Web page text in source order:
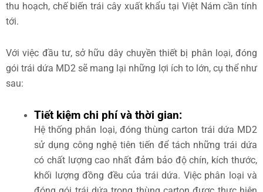
thu hoạch, chế biến trái cây xuất khẩu tại Việt Nám cần tính
tới.
Với việc đầu tư, sở hữu dây chuyền thiết bị phân loại, đóng
gói trái dứa MD2 sẽ mang lại những lợi ích to lớn, cụ thể như
sau:
Tiết kiệm chi phí và thời gian:
Hệ thống phân loại, đóng thùng carton trái dứa MD2
sử dụng công nghệ tiên tiến để tách những trái dứa
có chất lượng cao nhất đảm bảo độ chín, kích thước,
khối lượng đồng đều của trái dứa. Việc phân loại và